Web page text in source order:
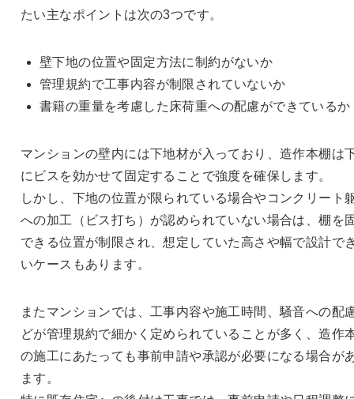
たい主なポイントは次の3つです。
壁下地の位置や固定方法に制約がないか
管理規約で工事内容が制限されていないか
書籍の重量を考慮した床荷重への配慮ができているか
マンションの壁内には下地材が入っており、造作本棚は
にビスを効かせて固定することで強度を確保します。
しかし、下地の位置が限られている場合やコンクリート
への加工（ビス打ち）が認められていない場合は、棚を
できる位置が制限され、想定していた高さや幅で設計で
いケースもあります。
またマンションでは、工事内容や施工時間、騒音への配
どが管理規約で細かく定められていることが多く、造作
の施工にあたっても事前申請や承認が必要になる場合が
ます。